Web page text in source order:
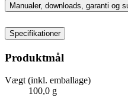
Manualer, downloads, garanti og
Specifikationer
Produktmål
Vægt (inkl. emballage)
100,0 g